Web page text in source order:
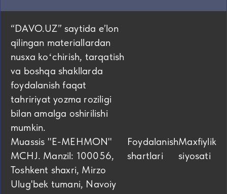
“DAVO.UZ” saytida eʼlon
qilingan materiallardan
nusxa koʻchirish, tarqatish
va boshqa shakllarda
foydalanish faqat
tahririyat yozma roziligi
bilan amalga oshirilishi
mumkin.
Muassis "E-MEHMON"
MCHJ. Manzil: 100056,
Toshkent shaxri, Mirzo
Ulug'bek tumani, Navoiy
Foydalanish
shartlari
Maxfiylik
siyosati